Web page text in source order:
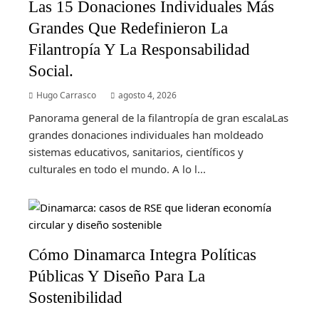
Las 15 Donaciones Individuales Más
Grandes Que Redefinieron La
Filantropía Y La Responsabilidad
Social.
Hugo Carrasco agosto 4, 2026
Panorama general de la filantropía de gran escalaLas
grandes donaciones individuales han moldeado
sistemas educativos, sanitarios, científicos y
culturales en todo el mundo. A lo l...
Cómo Dinamarca Integra Políticas
Públicas Y Diseño Para La
Sostenibilidad